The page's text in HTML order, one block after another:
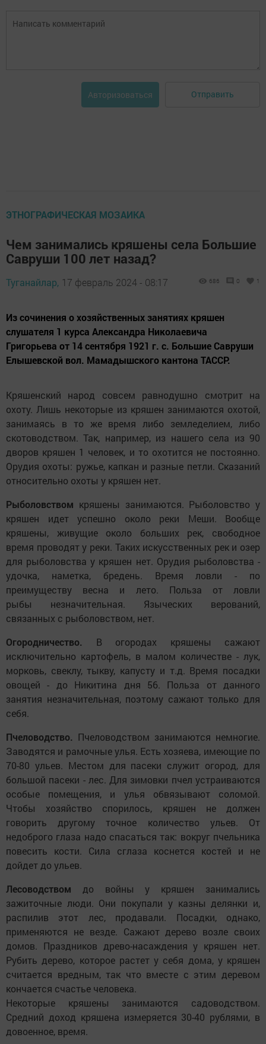
Авторизоваться Отправить
ЭТНОГРАФИЧЕСКАЯ МОЗАИКА
Чем занимались кряшены села Большие
Савруши 100 лет назад?
Туганайлар, 17 февраль 2024 - 08:17 686 0 1
Из сочинения о хозяйственных занятиях кряшен
слушателя 1 курса Александра Николаевича
Григорьева от 14 сентября 1921 г. с. Большие Савруши
Елышевской вол. Мамадышского кантона ТАССР.
Кряшенский народ совсем равнодушно смотрит на
охоту. Лишь некоторые из кряшен занимаются охотой,
занимаясь в то же время либо земледелием, либо
скотоводством. Так, например, из нашего села из 90
дворов кряшен 1 человек, и то охотится не постоянно.
Орудия охоты: ружье, капкан и разные петли. Сказаний
относительно охоты у кряшен нет.
Рыболовством кряшены занимаются. Рыболовство у
кряшен идет успешно около реки Меши. Вообще
кряшены, живущие около больших рек, свободное
время проводят у реки. Таких искусственных рек и озер
для рыболовства у кряшен нет. Орудия рыболовства -
удочка, наметка, бредень. Время ловли - по
преимуществу весна и лето. Польза от ловли
рыбы незначительная. Языческих верований,
связанных с рыболовством, нет.
Огородничество. В огородах кряшены сажают
исключительно картофель, в малом количестве - лук,
морковь, свеклу, тыкву, капусту и т.д. Время посадки
овощей - до Никитина дня 56. Польза от данного
занятия незначительная, поэтому сажают только для
себя.
Пчеловодство. Пчеловодством занимаются немногие.
Заводятся и рамочные улья. Есть хозяева, имеющие по
70-80 ульев. Местом для пасеки служит огород, для
большой пасеки - лес. Для зимовки пчел устраиваются
особые помещения, и улья обвязывают соломой.
Чтобы хозяйство спорилось, кряшен не должен
говорить другому точное количество ульев. От
недоброго глаза надо спасаться так: вокруг пчельника
повесить кости. Сила сглаза коснется костей и не
дойдет до ульев.
Лесоводством до войны у кряшен занимались
зажиточные люди. Они покупали у казны делянки и,
распилив этот лес, продавали. Посадки, однако,
применяются не везде. Сажают дерево возле своих
домов. Праздников древо-насаждения у кряшен нет.
Рубить дерево, которое растет у себя дома, у кряшен
считается вредным, так что вместе с этим деревом
кончается счастье человека.
Некоторые кряшены занимаются садоводством.
Средний доход кряшена измеряется 30-40 рублями, в
довоенное, время.